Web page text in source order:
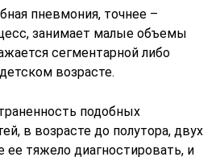
пневмония, точнее –
занимает малые объемы
сегментарной либо
возрасте.
подобных
в возрасте до полутора, двух
ее тяжело диагностировать, и